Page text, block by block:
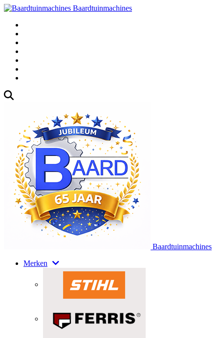
Baardtuinmachines
Baardtuinmachines
Merken